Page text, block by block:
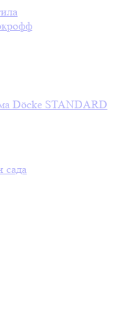
Döcke STANDARD
сада